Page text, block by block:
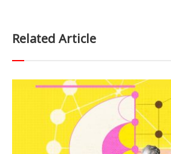
Related Article